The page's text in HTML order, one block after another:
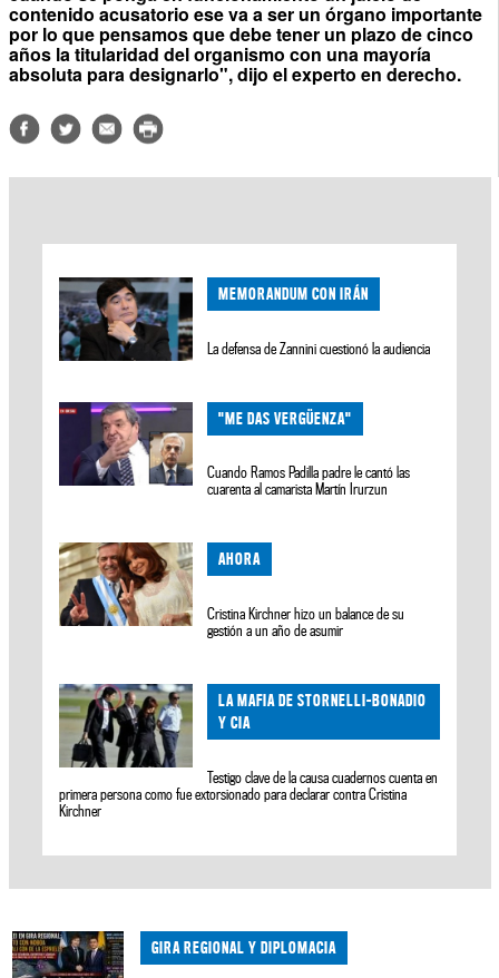
contenido acusatorio ese va a ser un órgano importante
por lo que pensamos que debe tener un plazo de cinco
años la titularidad del organismo con una mayoría
absoluta para designarlo", dijo el experto en derecho.
MEMORANDUM CON IRÁN
La defensa de Zannini cuestionó la audiencia
"ME DAS VERGÜENZA"
Cuando Ramos Padilla padre le cantó las
cuarenta al camarista Martín Irurzun
AHORA
Cristina Kirchner hizo un balance de su
gestión a un año de asumir
LA MAFIA DE STORNELLI-BONADIO
Y CIA
Testigo clave de la causa cuadernos cuenta en
primera persona como fue extorsionado para declarar contra Cristina
Kirchner
GIRA REGIONAL Y DIPLOMACIA